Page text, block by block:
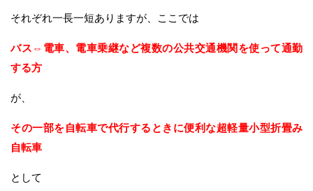
それぞれ一長一短ありますが、ここでは
バス⇔電車、電車乗継など複数の公共交通機関を使って通勤
する方
が、
その一部を自転車で代行するときに便利な超軽量小型折畳み
自転車
として